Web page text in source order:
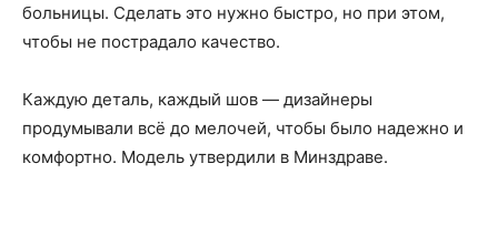
больницы. Сделать это нужно быстро, но при этом,
чтобы не пострадало качество.
Каждую деталь, каждый шов — дизайнеры
продумывали всё до мелочей, чтобы было надежно и
комфортно. Модель утвердили в Минздраве.